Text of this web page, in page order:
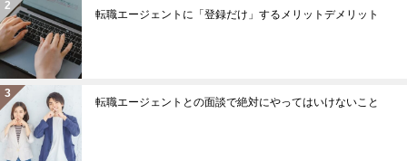
転職エージェントに「登録だけ」するメリットデメリット
転職エージェントとの面談で絶対にやってはいけないこと